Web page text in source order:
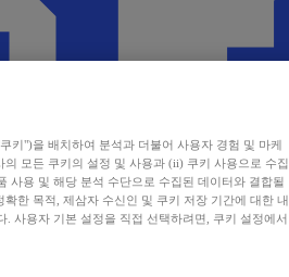
키")을 배치하여 분석과 더불어 사용자 경험 및 마케
의 모든 쿠키의 설정 및 사용과 (ii) 쿠키 사용으로 수집
사용 및 해당 분석 수단으로 수집된 데이터와 결합될
한 목적, 제삼자 수신인 및 쿠키 저장 기간에 대한 내
. 사용자 기본 설정을 직접 선택하려면, 쿠키 설정에서